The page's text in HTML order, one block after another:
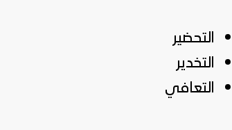
التحضير
التخدير
التعافي